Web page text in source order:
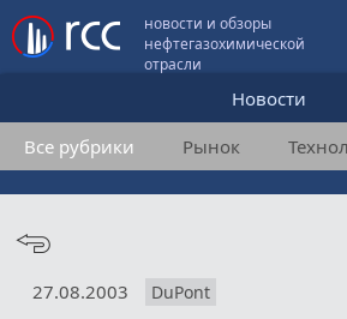
новости и обзоры
нефтегазохимической
отрасли
Новости
Аналитика и
Конференции
Все рубрики Рынок
27.08.2003 DuPont